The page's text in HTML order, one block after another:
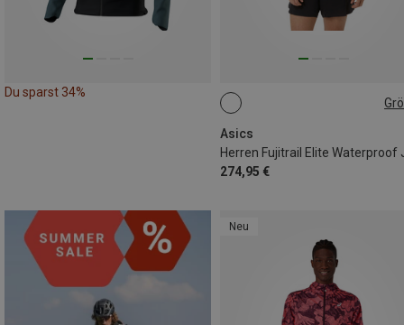
Du sparst 34%
Asics
274,95 €
S
Neu